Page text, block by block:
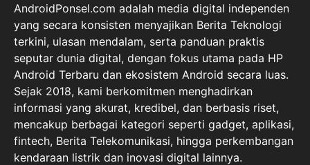
AndroidPonsel.com adalah media digital independen
yang secara konsisten menyajikan Berita Teknologi
terkini, ulasan mendalam, serta panduan praktis
seputar dunia digital, dengan fokus utama pada HP
Android Terbaru dan ekosistem Android secara luas.
Sejak 2018, kami berkomitmen menghadirkan
informasi yang akurat, kredibel, dan berbasis riset,
mencakup berbagai kategori seperti gadget, aplikasi,
fintech, Berita Telekomunikasi, hingga perkembangan
kendaraan listrik dan inovasi digital lainnya.